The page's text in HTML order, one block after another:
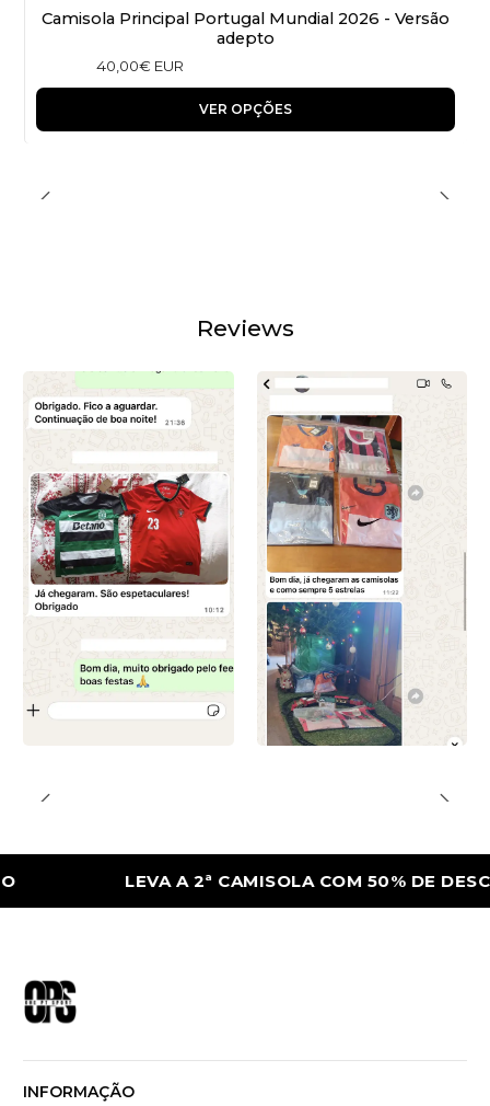
Camisola Principal Portugal Mundial 2026 - Versão
adepto
40,00€ EUR
VER OPÇÕES
Reviews
LEVA A 2ª CAMISOLA COM 50% DE
INFORMAÇÃO